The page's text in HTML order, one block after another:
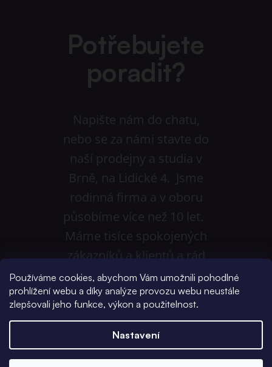
Používáme cookies, abychom Vám umožnili pohodlné
prohlížení webu a díky analýze provozu webu neustále
zlepšovali jeho funkce, výkon a použitelnost.
Nastavení
Potřebujete
poradit?
Napište nám do chatu,
nebo se za námi stavte do
naší prodejny a studia v
Brně, na Lidické 4. Jsme
rodinná firma a v oboru
působíme více než 10 let.
Máme tisíce spokojených
zákazníků a klientů a rád
pomůžeme i vám.